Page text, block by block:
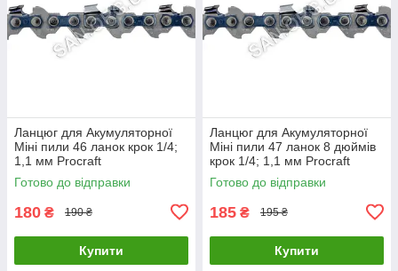
Ланцюг для Акумуляторної
Міні пили 46 ланок крок 1/4;
1,1 мм Procraft
Готово до відправки
180 ₴ 190 ₴
Купити
Ланцюг для Акумуляторної
Міні пили 47 ланок 8 дюймів
крок 1/4; 1,1 мм Procraft
Готово до відправки
185 ₴ 195 ₴
Купити